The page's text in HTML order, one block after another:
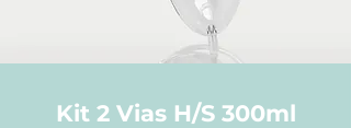
Kit 2 Vias H/S 300ml